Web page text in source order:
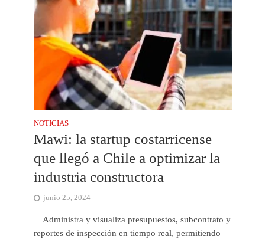
NOTICIAS
Mawi: la startup costarricense
que llegó a Chile a optimizar la
industria constructora
junio 25, 2024
Administra y visualiza presupuestos, subcontrato y
reportes de inspección en tiempo real, permitiendo